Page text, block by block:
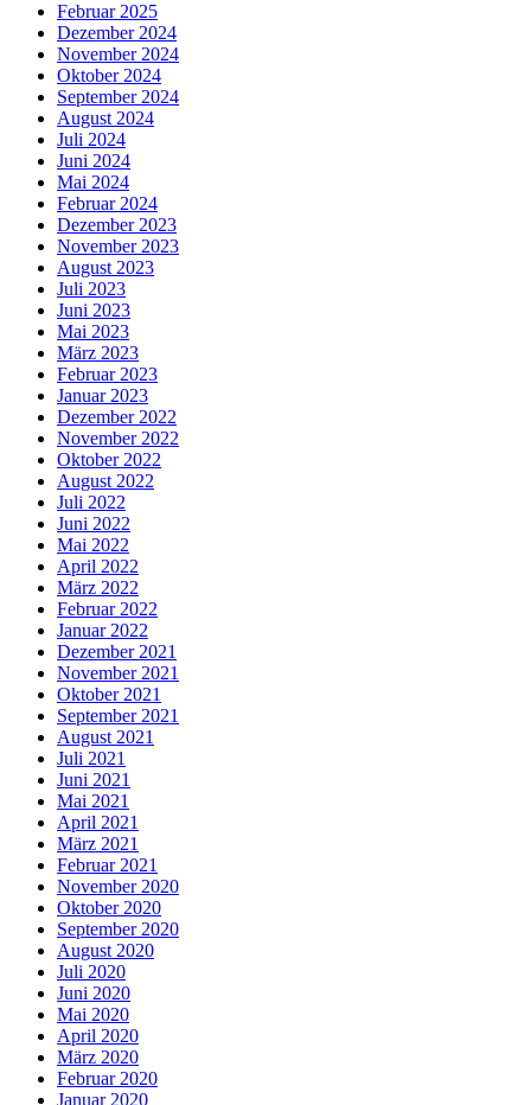
Februar 2025
Dezember 2024
November 2024
Oktober 2024
September 2024
August 2024
Juli 2024
Juni 2024
Mai 2024
Februar 2024
Dezember 2023
November 2023
August 2023
Juli 2023
Juni 2023
Mai 2023
März 2023
Februar 2023
Januar 2023
Dezember 2022
November 2022
Oktober 2022
August 2022
Juli 2022
Juni 2022
Mai 2022
April 2022
März 2022
Februar 2022
Januar 2022
Dezember 2021
November 2021
Oktober 2021
September 2021
August 2021
Juli 2021
Juni 2021
Mai 2021
April 2021
März 2021
Februar 2021
November 2020
Oktober 2020
September 2020
August 2020
Juli 2020
Juni 2020
Mai 2020
April 2020
März 2020
Februar 2020
Januar 2020